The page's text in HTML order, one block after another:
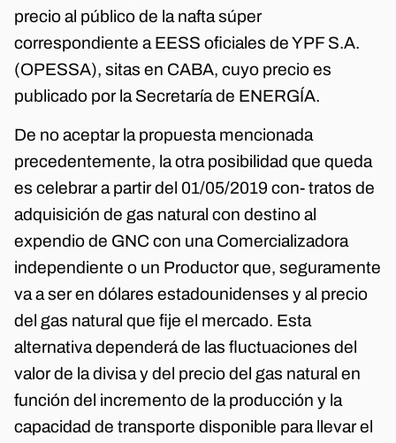
precio al público de la nafta súper
correspondiente a EESS oficiales de YPF S.A.
(OPESSA), sitas en CABA, cuyo precio es
publicado por la Secretaría de ENERGÍA.
De no aceptar la propuesta mencionada
precedentemente, la otra posibilidad que queda
es celebrar a partir del 01/05/2019 con- tratos de
adquisición de gas natural con destino al
expendio de GNC con una Comercializadora
independiente o un Productor que, seguramente
va a ser en dólares estadounidenses y al precio
del gas natural que fije el mercado. Esta
alternativa dependerá de las fluctuaciones del
valor de la divisa y del precio del gas natural en
función del incremento de la producción y la
capacidad de transporte disponible para llevar el